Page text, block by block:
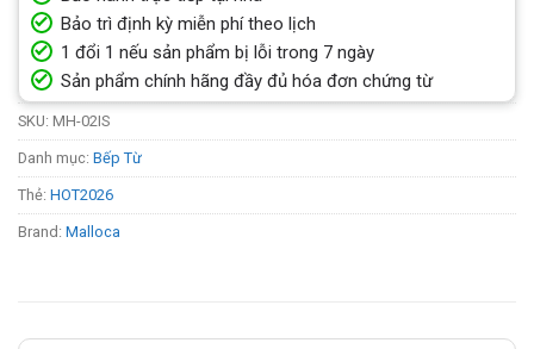
Bảo trì định kỳ miễn phí theo lịch
1 đổi 1 nếu sản phẩm bị lỗi trong 7 ngày
Sản phẩm chính hãng đầy đủ hóa đơn chứng từ
SKU: MH-02IS
Danh mục: Bếp Từ
Thẻ: HOT2026
Brand: Malloca